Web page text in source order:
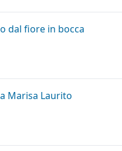
dal fiore in bocca
Marisa Laurito